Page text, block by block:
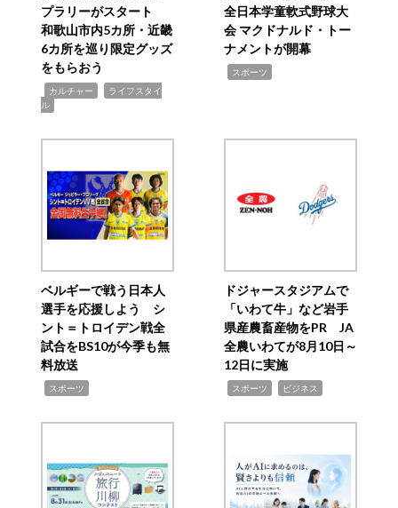
プラリーがスタート
和歌山市内5カ所・近畿
6カ所を巡り限定グッズ
をもらおう
カルチャー
ライフスタイ
ル
全日本学童軟式野球大
会 マクドナルド・トー
ナメントが開幕
スポーツ
ベルギーで戦う日本人
選手を応援しよう シ
ント＝トロイデン戦全
試合をBS10が今季も無
料放送
スポーツ
ドジャースタジアムで
「いわて牛」など岩手
県産農畜産物をPR JA
全農いわてが8月10日～
12日に実施
スポーツ ビジネス